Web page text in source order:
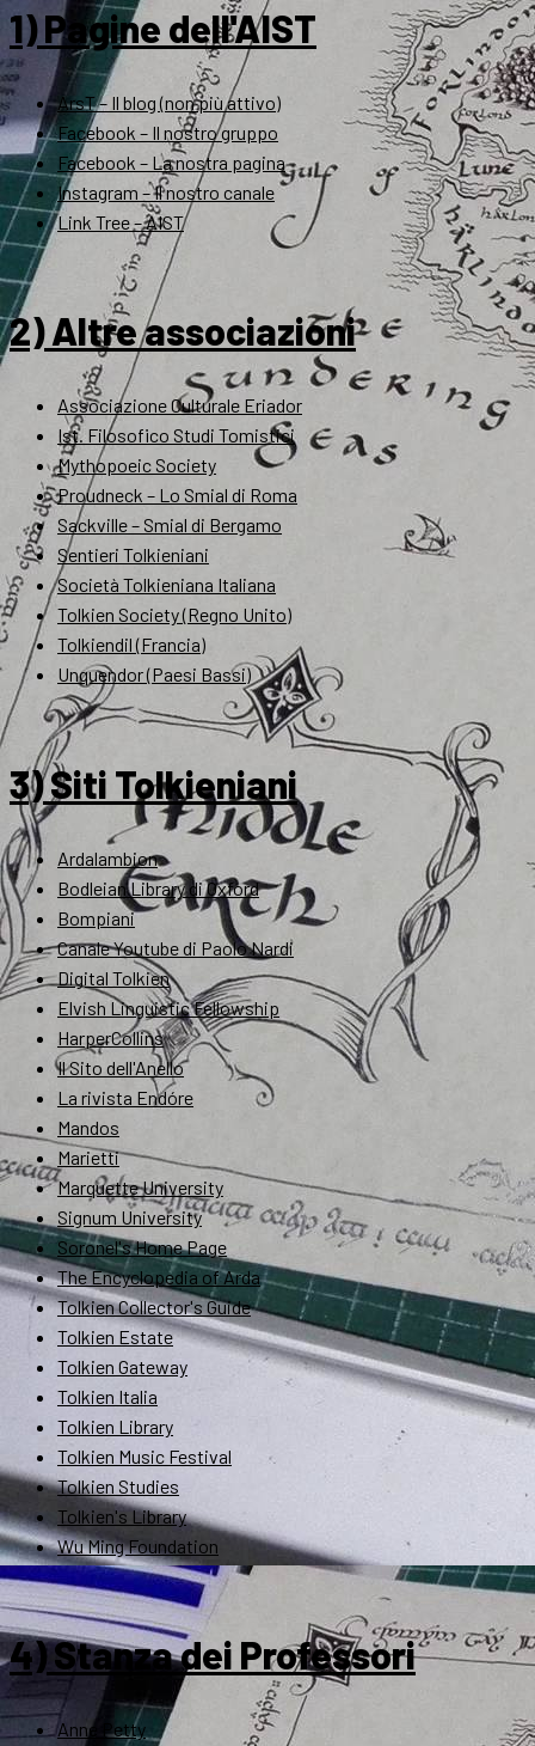
1) Pagine dell'AIST
ArsT – Il blog (non più attivo)
Facebook – Il nostro gruppo
Facebook – La nostra pagina
Instagram – Il nostro canale
Link Tree – AIST
2) Altre associazioni
Associazione Culturale Eriador
Ist. Filosofico Studi Tomistici
Mythopoeic Society
Proudneck – Lo Smial di Roma
Sackville – Smial di Bergamo
Sentieri Tolkieniani
Società Tolkieniana Italiana
Tolkien Society (Regno Unito)
Tolkiendil (Francia)
Unquendor (Paesi Bassi)
3) Siti Tolkieniani
Ardalambion
Bodleian Library di Oxford
Bompiani
Canale Youtube di Paolo Nardi
Digital Tolkien
Elvish Linguistic Fellowship
HarperCollins
Il Sito dell'Anello
La rivista Endóre
Mandos
Marietti
Marquette University
Signum University
Soronel's Home Page
The Encyclopedia of Arda
Tolkien Collector's Guide
Tolkien Estate
Tolkien Gateway
Tolkien Italia
Tolkien Library
Tolkien Music Festival
Tolkien Studies
Tolkien's Library
Wu Ming Foundation
4) Stanza dei Professori
Anne Petty